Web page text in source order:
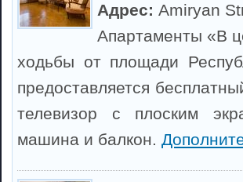
Адрес: Amiryan
Апартаменты «В
ходьбы от площади
предоставляется
телевизор с плоским
машина и балкон.